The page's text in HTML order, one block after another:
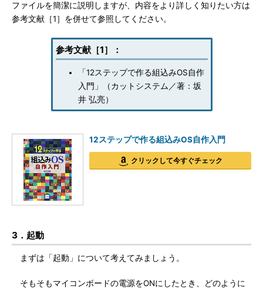
ファイルを簡潔に説明しますが、内容をより詳しく知りたい方は
参考文献［1］を併せて参照してください。
参考文献［1］：
「12ステップで作る組込みOS自作
入門」（カットシステム／著：坂
井 弘亮）
12ステップで作る組込みOS自作入門
クリックして今すぐチェック
3．起動
まずは「起動」について考えてみましょう。
そもそもマイコンボードの電源をONにしたとき、どのように